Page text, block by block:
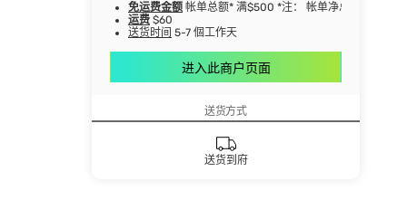
免运费金额 帐单总额* 满$500 *注： 帐单净总额指扣除
运费 $60
送货时间 5-7 個工作天
进入此商户页面
送货方式
送货到府